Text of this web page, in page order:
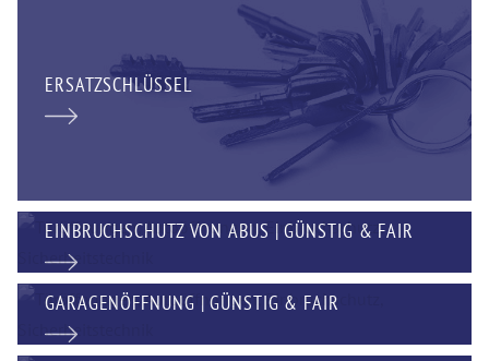
ERSATZSCHLÜSSEL
EINBRUCHSCHUTZ VON ABUS | GÜNSTIG & FAIR
GARAGENÖFFNUNG | GÜNSTIG & FAIR